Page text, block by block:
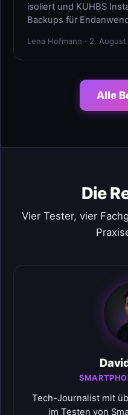
isoliert und KUHBS
Backups für
Lena Hofmann · 2.
Alle
Die
Vier Tester, vier
Tech-Journalist mit
im Testen von